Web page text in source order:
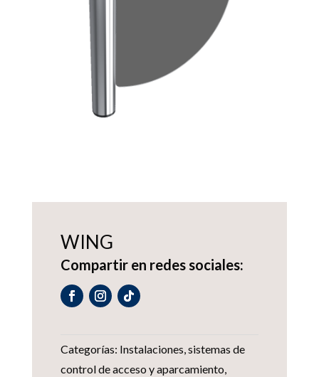
WING
Compartir en redes sociales:
Categorías: Instalaciones,sistemas de
control de acceso y aparcamiento,